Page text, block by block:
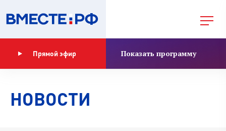
Прямой эфир Показать программу
НОВОСТИ